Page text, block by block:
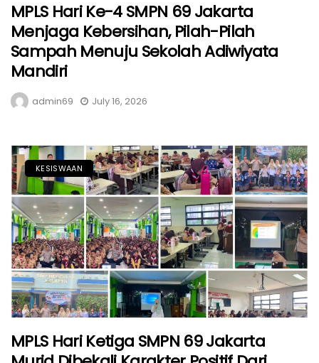
MPLS Hari Ke-4 SMPN 69 Jakarta
Menjaga Kebersihan, Pilah-Pilah
Sampah Menuju Sekolah Adiwiyata
Mandiri
admin69 July 16, 2026
KESISWAAN
MPLS Hari Ketiga SMPN 69 Jakarta